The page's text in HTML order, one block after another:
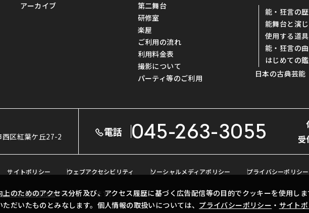
のためのアクセス分析及び、アクセス履歴に基づく広告配信等の目的でクッキーを使用し
だいたものとみなします。個人情報の取扱いについては、 プライバシーポリシー ・ サイト
アーカイブ
第二舞台
研修室
楽屋
ご利用の流れ
利用料金表
撮影について
パーティ等のご利用
能・狂言の
能舞台と演
使用する道具
能・狂言の
はじめての
日本の古典芸能
区紅葉ケ丘27-2 電話 045-263-3055
受
サイトポリシー ウェブアクセシビリティ ソーシャルメディアポリシー プライバシーポリシー
術文化振興財団が運営しています。